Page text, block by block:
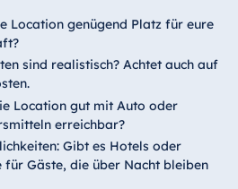
Location genügend Platz für eure
sind realistisch? Achtet auch auf
Location gut mit Auto oder
erreichbar?
Gibt es Hotels oder
für Gäste, die über Nacht bleiben